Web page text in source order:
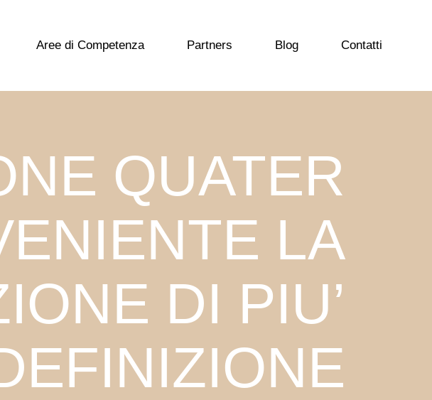
Aree di Competenza Partners Blog Contatti
QUATER
LA
DI PIU’